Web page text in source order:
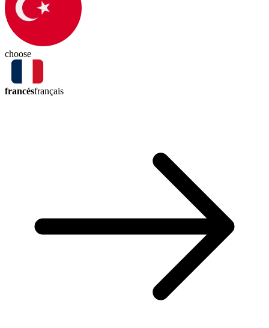
choose
francésfrançais